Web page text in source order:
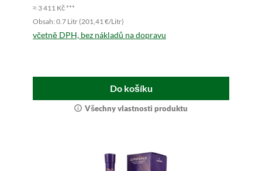
≈ 3 411 Kč ***
Obsah: 0.7 Litr (201,41 €/Litr)
včetně DPH, bez nákladů na dopravu
Do košíku
Všechny vlastnosti produktu